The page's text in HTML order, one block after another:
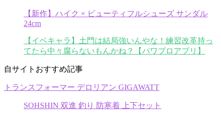
【新作】ハイク × ビューティフルシューズ サンダル
24cm
【イベキャラ】土門は結局強いんやな！練習改革持っ
てたら中々腐らないもんかね？【パワプロアプリ】
自サイトおすすめ記事
トランスフォーマー デロリアン GIGAWATT
SOHSHIN 双進 釣り 防寒着 上下セット